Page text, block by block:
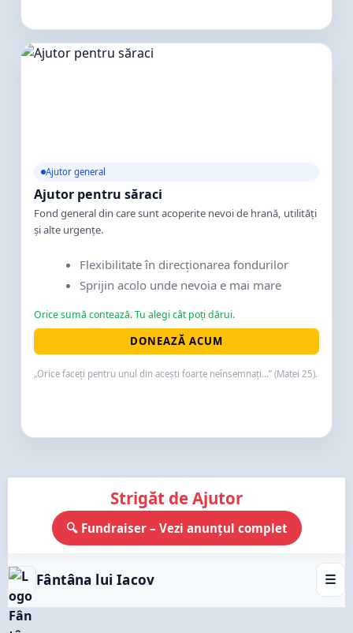
Ajutor general
Ajutor pentru săraci
Fond general din care sunt acoperite nevoi de hrană, utilități
și alte urgențe.
Flexibilitate în direcționarea fondurilor
Sprijin acolo unde nevoia e mai mare
Orice sumă contează. Tu alegi cât poți dărui.
DONEAZĂ ACUM
„Orice faceți pentru unul din acești foarte neînsemnați...” (Matei 25).
Strigăt de Ajutor
🔍 Fundraiser – Vezi anunțul complet
Fântâna lui Iacov ☰